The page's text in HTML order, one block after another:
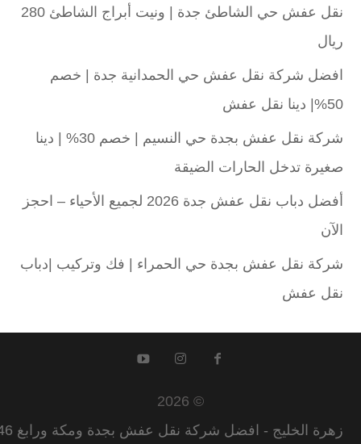
نقل عفش حي الشاطئ جدة | ونيت أبراج الشاطئ 280
ريال
افضل شركة نقل عفش حي الحمدانية جدة | خصم
50%| دينا نقل عفش
شركة نقل عفش بجدة حي النسيم | خصم 30% | دينا
صغيرة تدخل الحارات الضيقة
أفضل دباب نقل عفش جدة 2026 لجميع الأحياء – احجز
الآن
شركة نقل عفش بجدة حي الحمراء | فك وتركيب |دباب
نقل عفش
© 2026
زهرة الخليج - افضل شركة نقل عفش بجدة ومكة ورابغ 0555582146